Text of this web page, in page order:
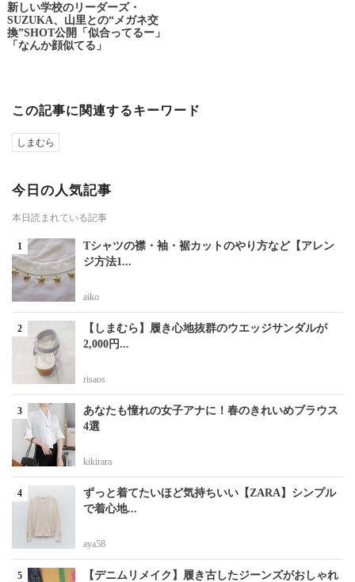
新しい学校のリーダーズ・
SUZUKA、山里との“メガネ交
換”SHOT公開「似合ってるー」
「なんか顔似てる」
この記事に関連するキーワード
しまむら
今日の人気記事
本日読まれている記事
Tシャツの襟・袖・裾カットのやり方など【アレン
ジ方法1...
aiko
【しまむら】履き心地抜群のウエッジサンダルが
2,000円...
risaos
あなたも憧れの女子アナに！春のきれいめブラウス
4選
kikirara
ずっと着てたいほど気持ちいい【ZARA】シンプル
で着心地...
aya58
【デニムリメイク】履き古したジーンズがおしゃれ